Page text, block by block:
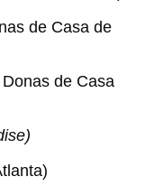
de Casa de
de Casa